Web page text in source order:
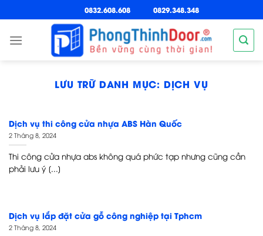
đến
nội
0832.608.608 0829.348.348
LƯU TRỮ DANH MỤC: DỊCH VỤ
Dịch vụ thi công cửa nhựa ABS Hàn Quốc
2 Tháng 8, 2024
Thi công cửa nhựa abs không quá phức tạp nhưng cũng cần
phải lưu ý [...]
Dịch vụ lắp đặt cửa gỗ công nghiệp tại Tphcm
2 Tháng 8, 2024